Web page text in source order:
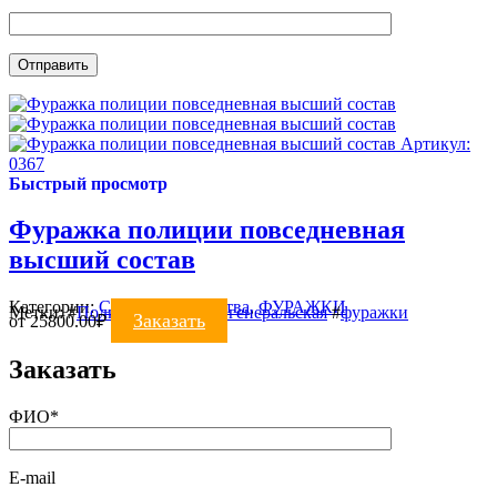
Артикул:
0367
Быстрый просмотр
Фуражка полиции повседневная
высший состав
Категории: Силовые ведомства,ФУРАЖКИ
Метки:#Полиция фуражка генеральская#фуражки
от25800.00₽ Заказать
Заказать
ФИО*
E-mail